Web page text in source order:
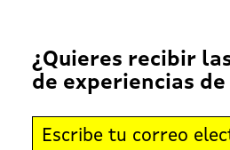
¿Quieres recibir
de experiencias